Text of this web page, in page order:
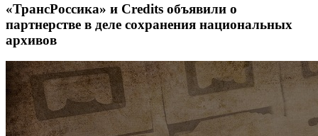
«ТрансРоссика» и Credits объявили о
партнерстве в деле сохранения национальных
архивов